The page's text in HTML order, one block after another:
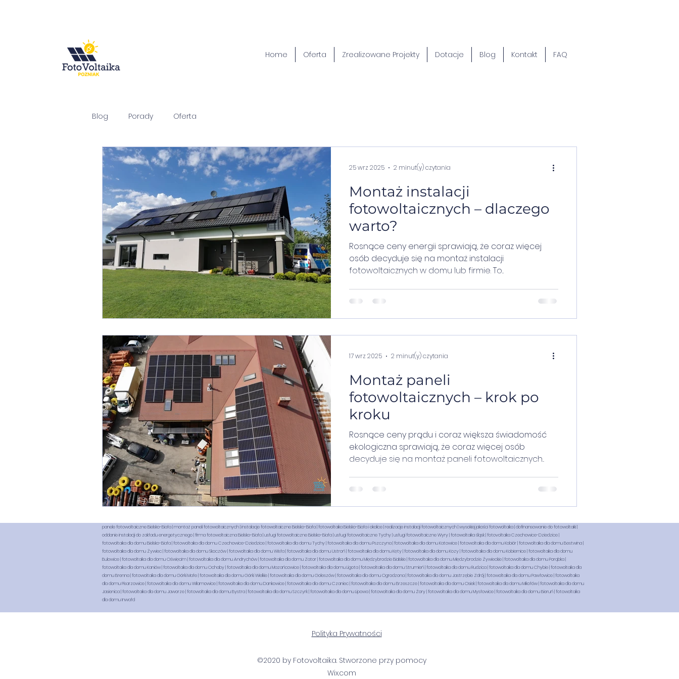
Home Oferta Zrealizowane Projekty Dotacje Blog Kontakt FAQ
Blog Porady Oferta
Montaż instalacji
fotowoltaicznych – dlaczego
warto?
Rosnące ceny energii sprawiają, że coraz więcej
osób decyduje się na montaż instalacji
fotowoltaicznych w domu lub firmie. To...
25 wrz 2025 2 minut(y) czytania
Montaż paneli
fotowoltaicznych – krok po
kroku
Rosnące ceny prądu i coraz większa świadomość
ekologiczna sprawiają, że coraz więcej osób
decyduje się na montaż paneli fotowoltaicznych...
17 wrz 2025 2 minut(y) czytania
panele fotowoltaiczne Bielsko-Biała | montaż paneli fotowoltaicznych | instalacje fotowoltaiczne Bielsko-Biała | fotowoltaika Bielsko-Biała i okolice | realizacje instalacji fotowoltaicznych | wysokiej jakości fotowoltaika | dofinansowanie do fotowoltaiki |
oddanie instalacji do zakładu energetycznego | firma fotowoltaiczna Bielsko-Biała | usługi fotowoltaiczne Bielsko-Biała | usługi fotowoltaiczne Tychy | usługi fotowoltaiczne Wyry | fotowoltaika śląsk | fotovoltaika Czechowice-Dziedzice |
fotowoltaika dla domu Bielsko-Biała | fotowoltaika dla domu Czechowice-Dziedzice | fotowoltaika dla domu Tychy | fotowoltaika dla domu Pszczyna | fotowoltaika dla domu Katowice | fotowoltaika dla domu Kobiór | fotowoltaika dla domu Bestwina |
fotowoltaika dla domu Żywiec | fotowoltaika dla domu Skoczów | fotowoltaika dla domu Wisła | fotowoltaika dla domu Ustroń | fotowoltaika dla domu Kęty | fotowoltaika dla domu Kozy | fotowoltaika dla domu Kobiernice | fotowoltaika dla domu
Bulowice | fotowoltaika dla domu Oświęcim | fotowoltaika dla domu Andrychów | fotowoltaika dla domu Zator | fotowoltaika dla domu Międzybrodzie Bialskie | fotowoltaika dla domu Międzybrodzie Żywieckie | fotowoltaika dla domu Porąbka |
fotowoltaika dla domu Kaniów | fotowoltaika dla domu Ochaby | fotowoltaika dla domu Mazańcowice | fotowoltaika dla domu Ligota | fotowoltaika dla domu Strumień | fotowoltaika dla domu Rudzica | fotowoltaika dla domu Chybie | fotowoltaika dla
domu Brenna | fotowoltaika dla domu Górki Małe | fotowoltaika dla domu Górki Wielkie | fotowoltaika dla domu Goleszów | fotowoltaika dla domu Ogrodzona | fotowoltaika dla domu Jastrzębie Zdrój | fotowoltaika dla domu Pawłowice | fotowoltaika
dla domu Pisarzowice | fotowoltaika dla domu Wilamowice | fotowoltaika dla domu Dankowice | fotowoltaika dla domu Czaniec | fotowoltaika dla domu Brzeszcze | fotowoltaika dla domu Osiek | fotowoltaika dla domu Mikołów | fotowoltaika dla domu
Jasienica | fotowoltaika dla domu Jaworze | fotowoltaika dla domu Bystra | fotowoltaika dla domu Szczyrk | fotowoltaika dla domu Lipowa | fotowoltaika dla domu Żory | fotowoltaika dla domu Mysłowice | fotowoltaika dla domu Bieruń | fotowoltaika
dla domu Inwałd
Polityka Prywatności
©2020 by Fotovoltaika. Stworzone przy pomocy
Wix.com